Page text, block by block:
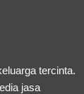
tercinta.
jasa